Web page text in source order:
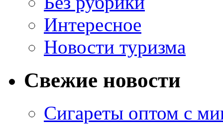
Интересное
Новости туризма
Свежие новости
Сигареты оптом с